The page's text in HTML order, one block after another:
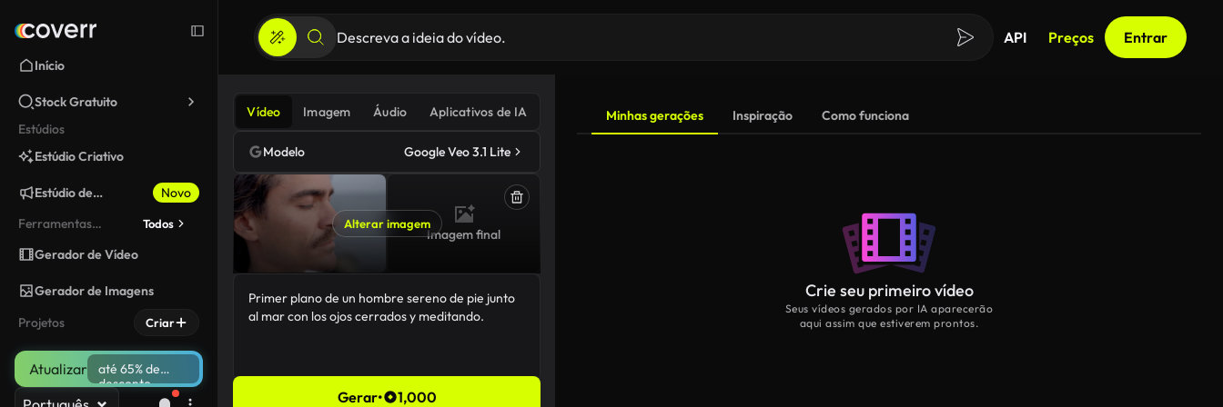
Início
Stock Gratuito
Estúdios
Estúdio Criativo
Estúdio de
Novo
Ferramentas
Todos
Gerador de Vídeo
Gerador de Imagens
Projetos
Criar
Atualizar
até 65% de
desconto
API Preços Entrar
Vídeo Imagem Áudio Aplicativos de IA
Modelo Google Veo 3.1 Lite
Alterar imagem
Imagem final
Gerar• 1,000
Minhas gerações Inspiração Como funciona
Crie seu primeiro vídeo
Seus vídeos gerados por IA aparecerão
aqui assim que estiverem prontos.